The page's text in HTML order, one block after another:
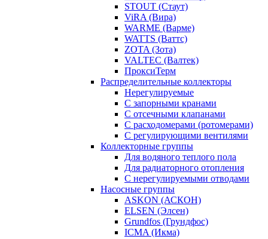
STOUT (Стаут)
ViRA (Вира)
WARME (Варме)
WATTS (Ваттс)
ZOTA (Зота)
VALTEC (Валтек)
ПроксиТерм
Распределительные коллекторы
Нерегулируемые
С запорными кранами
С отсечными клапанами
С расходомерами (ротомерами)
С регулирующими вентилями
Коллекторные группы
Для водяного теплого пола
Для радиаторного отопления
С нерегулируемыми отводами
Насосные группы
ASKON (АСКОН)
ELSEN (Элсен)
Grundfos (Грундфос)
ICMA (Икма)